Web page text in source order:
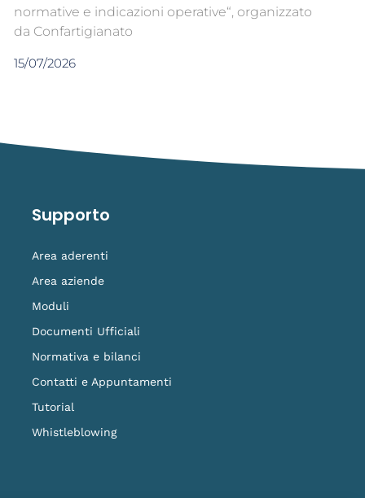
normative e indicazioni operative“, organizzato
da Confartigianato
15/07/2026
Supporto
Area aderenti
Area aziende
Moduli
Documenti Ufficiali
Normativa e bilanci
Contatti e Appuntamenti
Tutorial
Whistleblowing